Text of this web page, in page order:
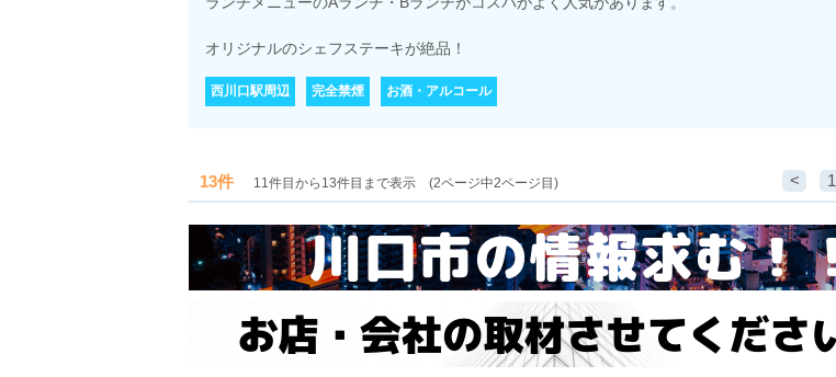
オリジナルのシェフステーキが絶品！
西川口駅周辺 完全禁煙 お酒・アルコール
13件 11件目から13件目まで表示 (2ページ中2ページ目) < 1